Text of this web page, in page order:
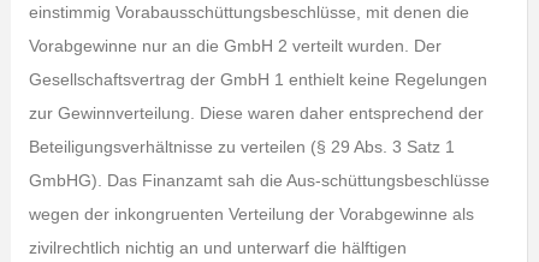
einstimmig Vorabausschüttungsbeschlüsse, mit denen die
Vorabgewinne nur an die GmbH 2 verteilt wurden. Der
Gesellschaftsvertrag der GmbH 1 enthielt keine Regelungen
zur Gewinnverteilung. Diese waren daher entsprechend der
Beteiligungsverhältnisse zu verteilen (§ 29 Abs. 3 Satz 1
GmbHG). Das Finanzamt sah die Aus-schüttungsbeschlüsse
wegen der inkongruenten Verteilung der Vorabgewinne als
zivilrechtlich nichtig an und unterwarf die hälftigen